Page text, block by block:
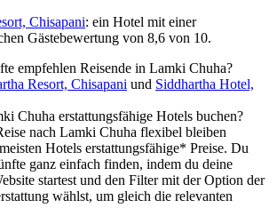
Chisapani: ein Hotel mit einer
Gästebewertung von 8,6 von 10.
empfehlen Reisende in Lamki Chuha?
Resort, Chisapani und Siddhartha Hotel,
Chuha erstattungsfähige Hotels buchen?
nach Lamki Chuha flexibel bleiben
Hotels erstattungsfähige* Preise. Du
ganz einfach finden, indem du deine
startest und den Filter mit der Option der
wählst, um gleich die relevanten